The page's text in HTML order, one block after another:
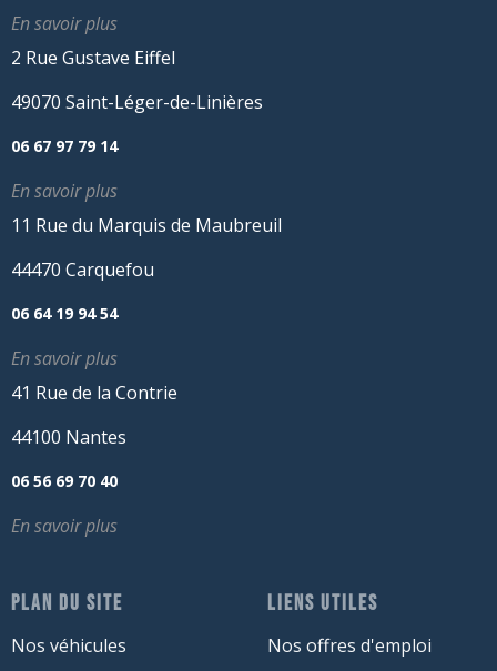
En savoir plus
2 Rue Gustave Eiffel
49070 Saint-Léger-de-Linières
06 67 97 79 14
En savoir plus
11 Rue du Marquis de Maubreuil
44470 Carquefou
06 64 19 94 54
En savoir plus
41 Rue de la Contrie
44100 Nantes
06 56 69 70 40
En savoir plus
PLAN DU SITE
Nos véhicules
LIENS UTILES
Nos offres d'emploi